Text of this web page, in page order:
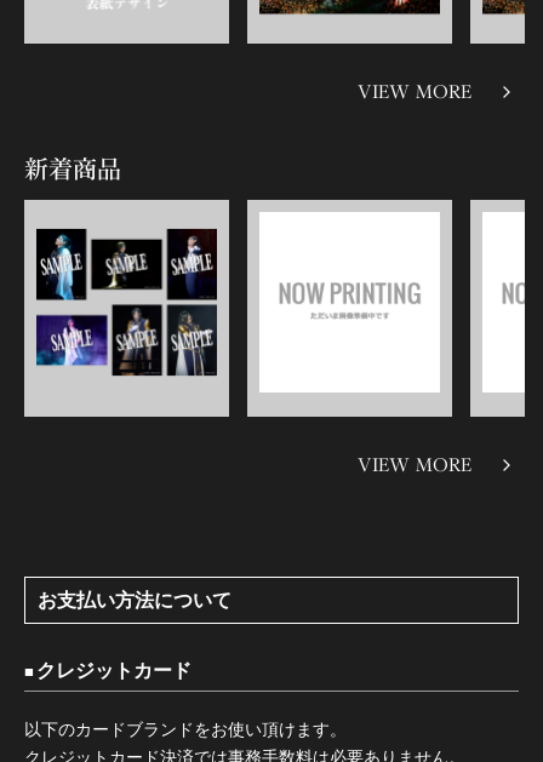
VIEW MORE
新着商品
VIEW MORE
お支払い方法について
クレジットカード
以下のカードブランドをお使い頂けます。
クレジットカード決済では事務手数料は必要ありません。